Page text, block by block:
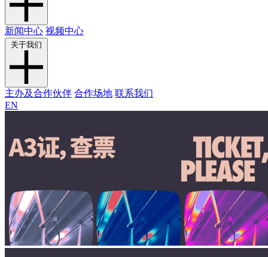
新闻中心 视频中心
关于我们
主办及合作伙伴 合作场地 联系我们
EN